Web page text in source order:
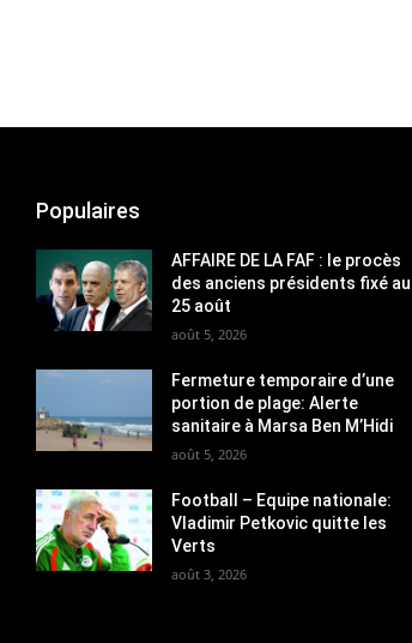
Populaires
AFFAIRE DE LA FAF : le procès
des anciens présidents fixé au
25 août
août 5, 2026
Fermeture temporaire d’une
portion de plage: Alerte
sanitaire à Marsa Ben M’Hidi
août 5, 2026
Football – Equipe nationale:
Vladimir Petkovic quitte les
Verts
août 3, 2026